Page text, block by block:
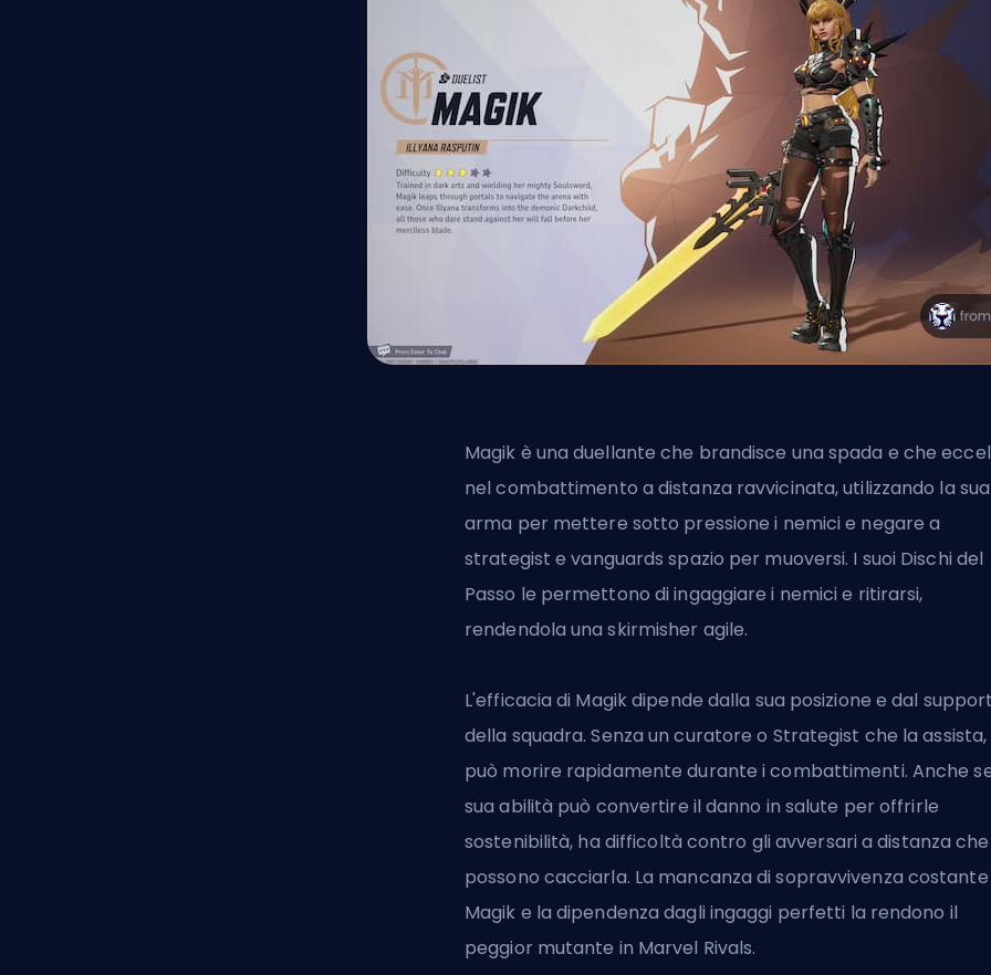
Magik è una duellante che brandisce una spada e che
nel combattimento a distanza ravvicinata, utilizzando la sua
arma per mettere sotto pressione i nemici e negare a
strategiste vanguards spazio per muoversi. I suoi Dischi del
Passo le permettono di ingaggiare i nemici e ritirarsi,
rendendola una skirmisher agile.
L'efficacia di Magik dipende dalla sua posizione e dal
della squadra. Senza un curatore o Strategist che la assista,
può morire rapidamente durante i combattimenti. Anche
sua abilità può convertire il danno in salute per offrirle
sostenibilità, ha difficoltà contro gli avversari a distanza che
possono cacciarla. La mancanza di sopravvivenza
Magik e la dipendenza dagli ingaggi perfetti la rendono il
peggior mutante in Marvel Rivals.